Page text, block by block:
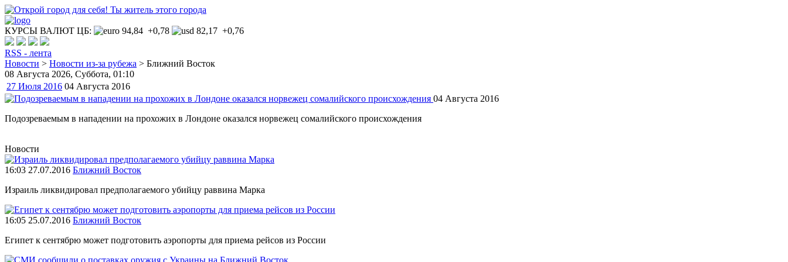
КУРСЫ ВАЛЮТ ЦБ: 94,84 +0,78 82,17 +0,76
RSS - лента
Новости > Новости из-за рубежа > Ближний Восток
08 Августа 2026, Суббота, 01:10
27 Июля 2016 04 Августа 2016
04 Августа 2016
Подозреваемым в нападении на прохожих в Лондоне оказался норвежец сомалийского происхождения
Новости
16:03 27.07.2016 Ближний Восток
Израиль ликвидировал предполагаемого убийцу раввина Марка
16:05 25.07.2016 Ближний Восток
Египет к сентябрю может подготовить аэропорты для приема рейсов из России